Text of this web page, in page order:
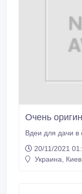
Очень
Bдеи для дачи
20/11/2021
Украина,